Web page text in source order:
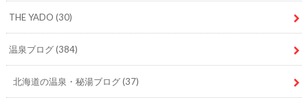
THE YADO (30)
温泉ブログ(384)
北海道の温泉・秘湯ブログ(37)